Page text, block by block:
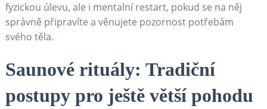
fyzickou úlevu, ale i mentalní restart, pokud se na něj
správně připravíte a věnujete pozornost potřebám
svého těla.
Saunové rituály: Tradiční
postupy pro ještě větší pohodu